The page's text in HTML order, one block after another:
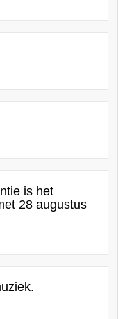
is het
28 augustus